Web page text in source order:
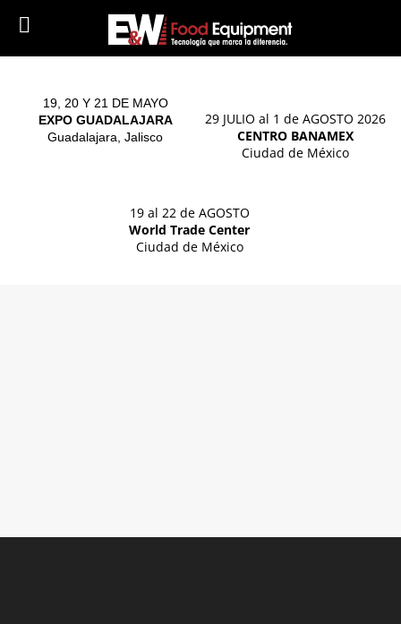
19, 20 Y 21 DE MAYO
EXPO GUADALAJARA
Guadalajara, Jalisco
29 JULIO al 1 de AGOSTO 2026
CENTRO BANAMEX
Ciudad de México
19 al 22 de AGOSTO
World Trade Center
Ciudad de México